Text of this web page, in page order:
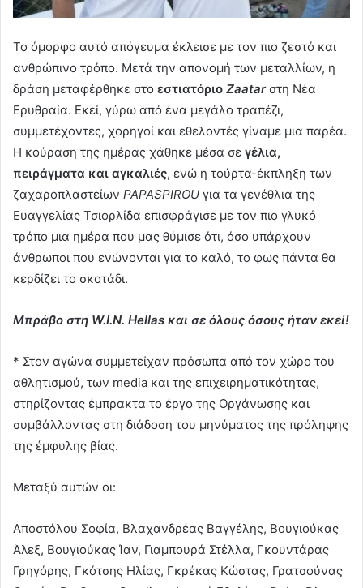
Το όμορφο αυτό απόγευμα έκλεισε με τον πιο ζεστό και
ανθρώπινο τρόπο. Μετά την απονομή των μεταλλίων, η
δράση μεταφέρθηκε στο εστιατόριο Zaatarστη Νέα
Ερυθραία. Εκεί, γύρω από ένα μεγάλο τραπέζι,
συμμετέχοντες, χορηγοί και εθελοντές γίναμε μια παρέα.
Η κούραση της ημέρας χάθηκε μέσα σε γέλια,
πειράγματα και αγκαλιές, ενώ η τούρτα-έκπληξη των
ζαχαροπλαστείων PAPASPIROU για τα γενέθλια της
Ευαγγελίας Τσιορλίδα επισφράγισε με τον πιο γλυκό
τρόπο μια ημέρα που μας θύμισε ότι, όσο υπάρχουν
άνθρωποι που ενώνονται για το καλό, το φως πάντα θα
κερδίζει το σκοτάδι.
Μπράβο στη W.I.N. Hellas και σε όλους όσους ήταν εκεί!
* Στον αγώνα συμμετείχαν πρόσωπα από τον χώρο του
αθλητισμού, των media και της επιχειρηματικότητας,
στηρίζοντας έμπρακτα το έργο της Οργάνωσης και
συμβάλλοντας στη διάδοση του μηνύματος της πρόληψης
της έμφυλης βίας.
Μεταξύ αυτών οι:
Αποστόλου Σοφία, Βλαχανδρέας Βαγγέλης, Βουγιούκας
Άλεξ, Βουγιούκας Ίαν, Γιαμπουρά Στέλλα, Γκουντάρας
Γρηγόρης, Γκότσης Ηλίας, Γκρέκας Κώστας, Γρατσούνας